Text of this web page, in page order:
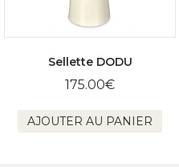
Sellette DODU
175.00€
AJOUTER AU PANIER